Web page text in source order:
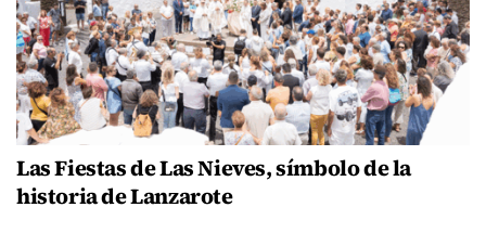
Las Fiestas de Las Nieves, símbolo de la
historia de Lanzarote